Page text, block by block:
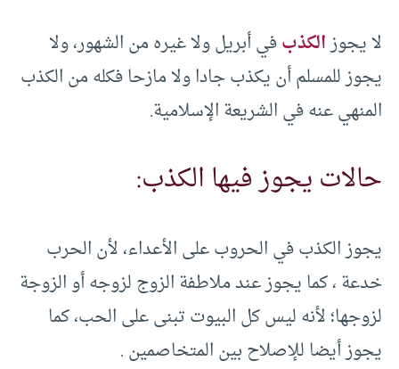
لا يجوزالكذبفي أبريل ولا غيره من الشهور، ولا
يجوز للمسلم أن يكذب جادا ولا مازحا فكله من الكذب
المنهي عنه في الشريعة الإسلامية.
حالات يجوز فيها الكذب:
يجوز الكذب في الحروب على الأعداء، لأن الحرب
خدعة ، كما يجوز عند ملاطفة الزوج لزوجه أو الزوجة
لزوجها؛ لأنه ليس كل البيوت تبنى على الحب، كما
يجوز أيضا للإصلاح بين المتخاصمين .